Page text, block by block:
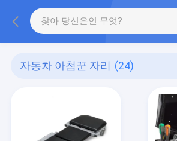
자동차 아첨꾼 자리 (24)